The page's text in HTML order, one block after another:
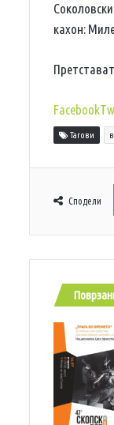
кахон:
Facebook
Тагови
Сподели